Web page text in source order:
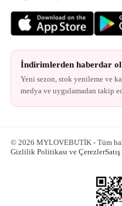
İndirimlerden haberdar ol
Yeni sezon, stok yenileme ve
medya ve uygulamadan takip
© 2026 MYLOVEBUTİK - Tüm
Gizlilik Politikası ve Çerezler